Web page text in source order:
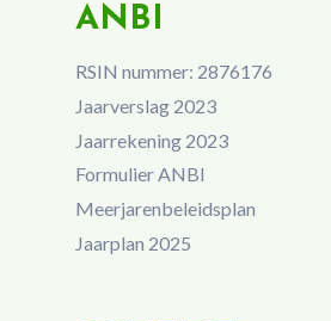
ANBI
RSIN nummer: 2876176
Jaarverslag 2023
Jaarrekening 2023
Formulier ANBI
Meerjarenbeleidsplan
Jaarplan 2025